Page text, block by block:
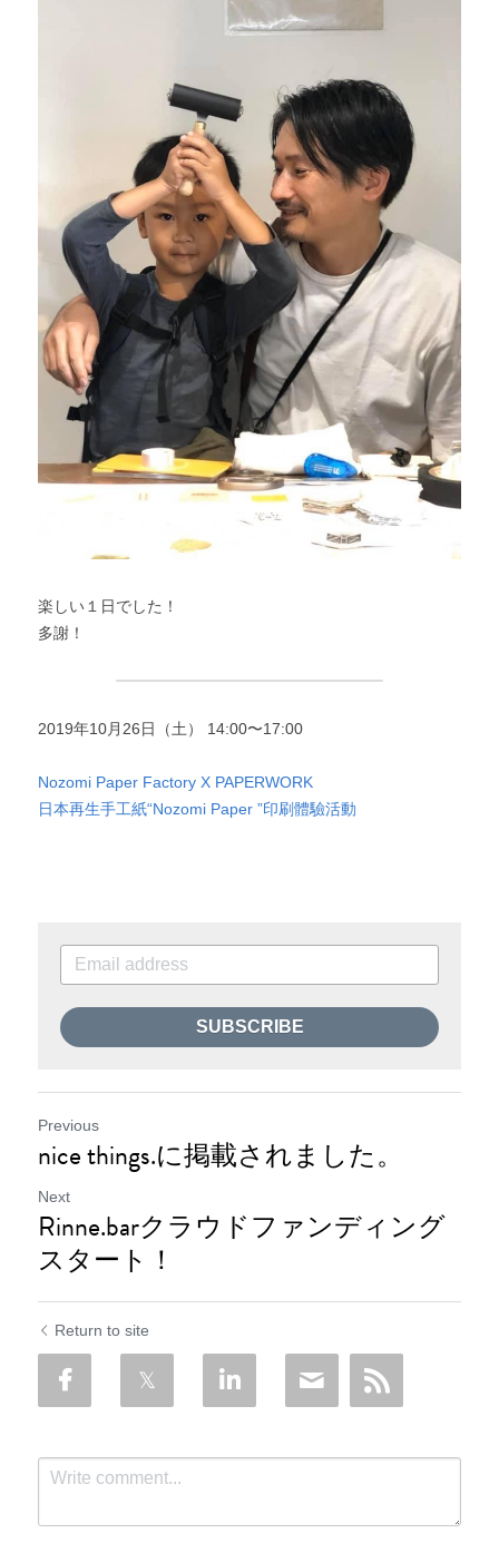
楽しい１日でした！
多謝！
2019年10月26日（土） 14:00〜17:00
Nozomi Paper Factory X PAPERWORK
日本再生手工紙“Nozomi Paper ”印刷體驗活動​
SUBSCRIBE
Previous
nice things.に掲載されました。
Next
Rinne.barクラウドファンディング
スタート！
Return to site